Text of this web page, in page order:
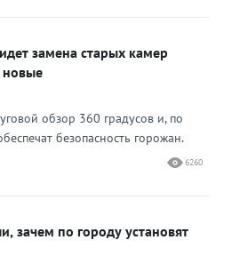
замена старых камер
новые
обзор 360 градусов и, по
безопасность горожан.
6260
зачем по городу установят